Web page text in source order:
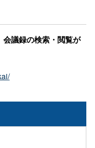
議録の検索・閲覧が